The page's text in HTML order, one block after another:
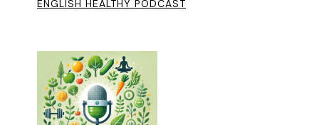
ENGLISH HEALTHY PODCAST